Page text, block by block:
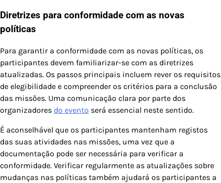
Diretrizes para conformidade com as novas
políticas
Para garantir a conformidade com as novas políticas, os
participantes devem familiarizar-se com as diretrizes
atualizadas. Os passos principais incluem rever os requisitos
de elegibilidade e compreender os critérios para a conclusão
das missões. Uma comunicação clara por parte dos
organizadores do evento será essencial neste sentido.
É aconselhável que os participantes mantenham registos
das suas atividades nas missões, uma vez que a
documentação pode ser necessária para verificar a
conformidade. Verificar regularmente as atualizações sobre
mudanças nas políticas também ajudará os participantes a